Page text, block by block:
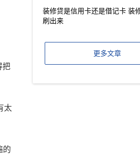
把
太
的
装修贷是信用卡还是借记卡 装
刷出来
更多文章